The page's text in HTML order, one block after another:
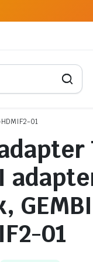
01
01